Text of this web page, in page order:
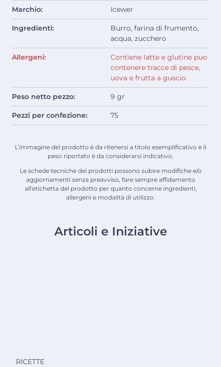
Marchio: Icewer
Ingredienti:
Burro, farina di frumento,
acqua, zucchero
Allergeni:
Contiene latte e glutine puo
contenere tracce di pesce,
uova e frutta a guscio
Peso netto pezzo: 9 gr
Pezzi per confezione: 75
L’immagine del prodotto è da ritenersi a titolo esemplificativo e il
peso riportato è da considerarsi indicativo.
Le schede tecniche dei prodotti possono subire modifiche e/o
aggiornamenti senza preavviso, fare sempre affidamento
all'etichetta del prodotto per quanto concerne ingredienti,
allergeni e modalità di utilizzo.
Articoli e Iniziative
RICETTE